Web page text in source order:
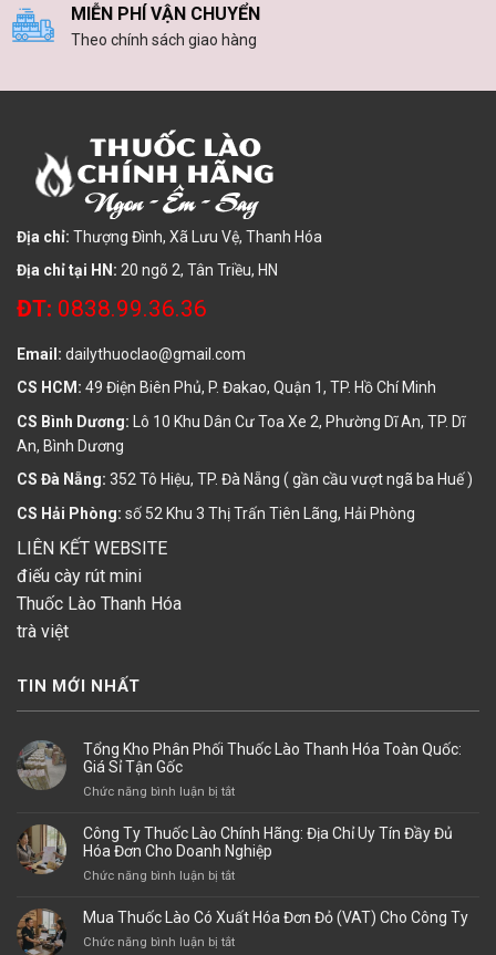
MIỄN PHÍ VẬN CHUYỂN
Theo chính sách giao hàng
Địa chỉ: Thượng Đình, Xã Lưu Vệ, Thanh Hóa
Địa chỉ tại HN: 20 ngõ 2, Tân Triều, HN
ĐT: 0838.99.36.36
Email: dailythuoclao@gmail.com
CS HCM: 49 Điện Biên Phủ, P. Đakao, Quận 1, TP. Hồ Chí Minh
CS Bình Dương:
Lô 10 Khu Dân Cư Toa Xe 2, Phường Dĩ An, TP. Dĩ
An, Bình Dương
CS Đà Nẵng: 352 Tô Hiệu, TP. Đà Nẵng ( gần cầu vượt ngã ba Huế )
CS Hải Phòng: số 52 Khu 3 Thị Trấn Tiên Lãng, Hải Phòng
LIÊN KẾT WEBSITE
điếu cày rút mini
Thuốc Lào Thanh Hóa
trà việt
TIN MỚI NHẤT
Tổng Kho Phân Phối Thuốc Lào Thanh Hóa Toàn Quốc:
Giá Sỉ Tận Gốc
Chức năng bình luận bị tắtở
Kho
Phân
Thanh
Hóa
Công Ty Thuốc Lào Chính Hãng: Địa Chỉ Uy Tín Đầy Đủ
Hóa Đơn Cho Doanh Nghiệp
Chức năng bình luận bị tắtở
Ty
Lào
Mua Thuốc Lào Có Xuất Hóa Đơn Đỏ (VAT) Cho Công Ty
Chức năng bình luận bị tắtở